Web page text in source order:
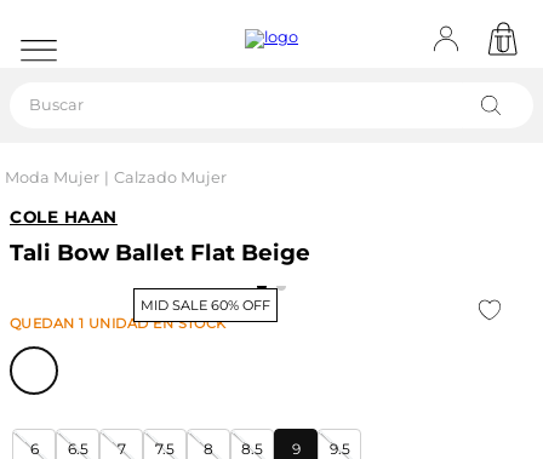
Moda Mujer Calzado Mujer
COLE HAAN
Tali Bow Ballet Flat Beige
MID SALE 60% OFF
QUEDAN1 UNIDADEN STOCK
6 6.5 7 7.5 8 8.5 9 9.5